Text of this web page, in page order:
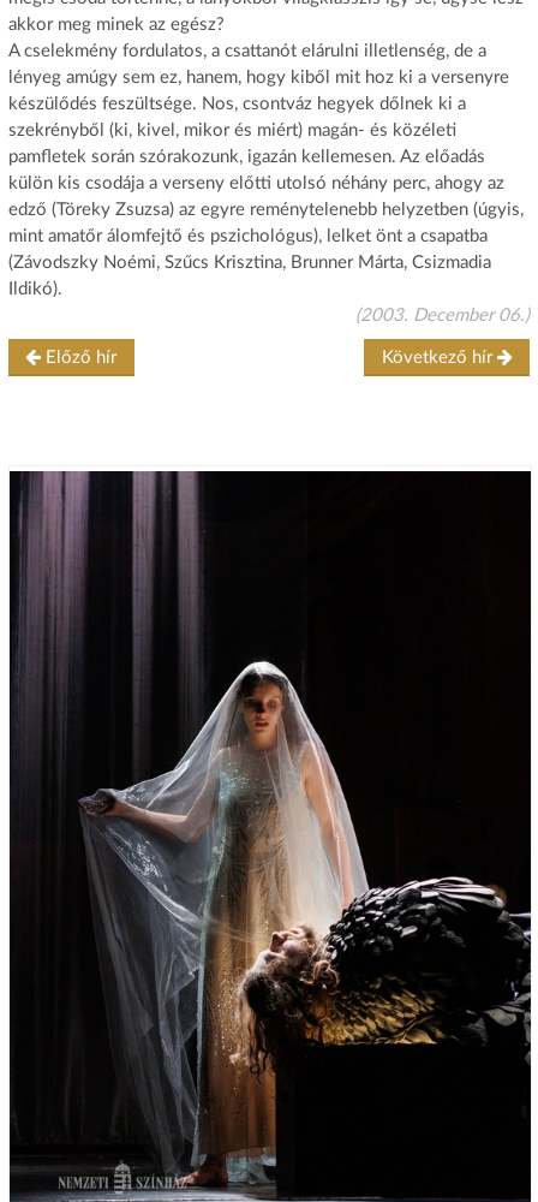
akkor meg minek az egész?
A cselekmény fordulatos, a csattanót elárulni illetlenség, de a
lényeg amúgy sem ez, hanem, hogy kiből mit hoz ki a versenyre
készülődés feszültsége. Nos, csontváz hegyek dőlnek ki a
szekrényből (ki, kivel, mikor és miért) magán- és közéleti
pamfletek során szórakozunk, igazán kellemesen. Az előadás
külön kis csodája a verseny előtti utolsó néhány perc, ahogy az
edző (Töreky Zsuzsa) az egyre reménytelenebb helyzetben (úgyis,
mint amatőr álomfejtő és pszichológus), lelket önt a csapatba
(Závodszky Noémi, Szűcs Krisztina, Brunner Márta, Csizmadia
Ildikó).
(2003. December 06.)
Előző hír Következő hír